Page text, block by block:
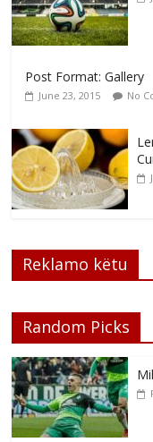
Post Format: Gallery
June 23, 2015 No
Reklamo këtu
Random Picks